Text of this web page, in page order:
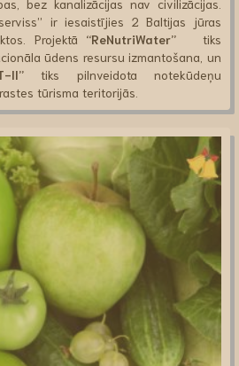
bez kanalizācijas nav civilizācijas.
ir iesaistījies 2 Baltijas jūras
Projektā “ReNutriWater” tiks
ūdens resursu izmantošana, un
II” tiks pilnveidota notekūdeņu
tūrisma teritorijās.